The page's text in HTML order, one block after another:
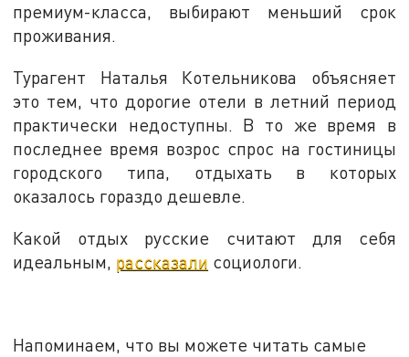
премиум-класса, выбирают меньший срок
проживания.
Турагент Наталья Котельникова объясняет
это тем, что дорогие отели в летний период
практически недоступны. В то же время в
последнее время возрос спрос на гостиницы
городского типа, отдыхать в которых
оказалось гораздо дешевле.
Какой отдых русские считают для себя
идеальным, рассказали социологи.
Напоминаем, что вы можете читать самые